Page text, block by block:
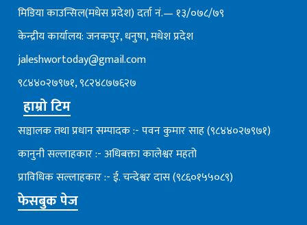
मिडिया काउन्सिल(मधेस प्रदेश) दर्ता नं.— १३/०७८/७९
केन्द्रीय कार्यालय: जनकपुर, धनुषा, मधेश प्रदेश
jaleshwortoday@gmail.com
९८४४०२७९७१, ९८२४८७७६२७
हाम्रो टिम
सञ्चालक तथा प्रधान सम्पादक :- पवन कुमार साह (९८४४०२७९७१)
कानुनी सल्लाहकार :- अधिबक्ता कालेश्वर महतो
प्राविधिक सल्लाहकार :- ई. चन्देश्वर दास (९८६०१५५०८९)
फेसबुक पेज